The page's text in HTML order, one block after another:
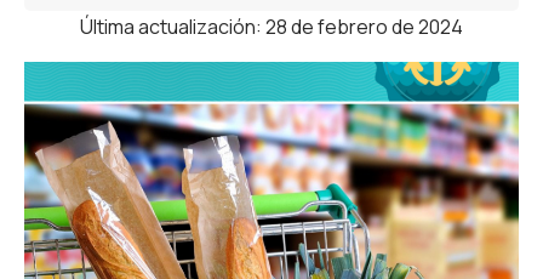
Última actualización: 28 de febrero de 2024